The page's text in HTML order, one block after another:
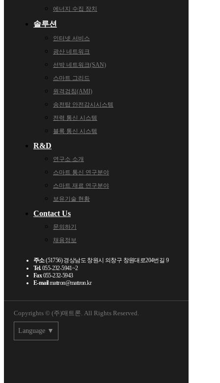
에너지 수집 장치
솔루션
인터넷 서비스
광산 네트워크
선박 네트워크(SAN)
스마트 그리드
원격검침(AMI)
송전탑 안전감시시스템
전력 통신 시스템
블록 통신 시스템
R&D
연구소 소개
스마트 통신 연구분야
스마트 재료 연구분야
보유기술 현황
Contact Us
문의하기
채용정보
주소(51756) 경상남도 창원시 의창구 창원대로204번길 9
Tel.055-232-5941~2
Fax055-232-5943
E-mailmattron@mattron.kr
Copyrights © (주)매트론. All Rights Reserved.
Language ▼